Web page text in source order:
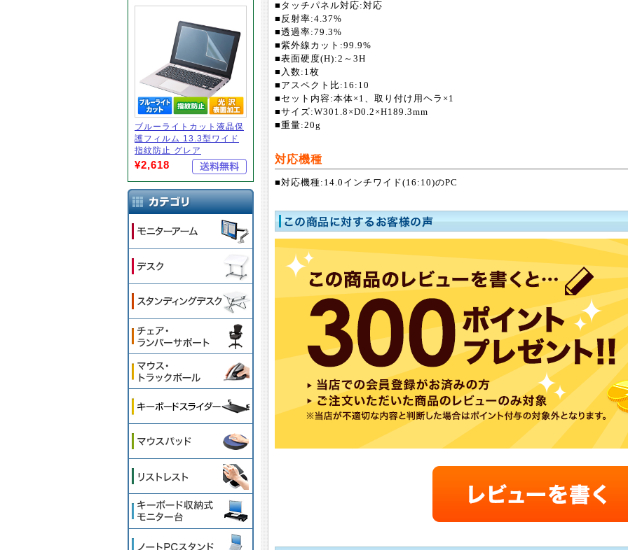
ブルーライトカット液晶保
護フィルム 13.3型ワイド
指紋防止 グレア
¥2,618
■タッチパネル対応:対応
■反射率:4.37%
■透過率:79.3%
■紫外線カット:99.9%
■表面硬度(H):2～3H
■入数:1枚
■アスペクト比:16:10
■セット内容:本体×1、取り付け用ヘラ×1
■サイズ:W301.8×D0.2×H189.3mm
■重量:20g
対応機種
■対応機種:14.0インチワイド(16:10)のPC